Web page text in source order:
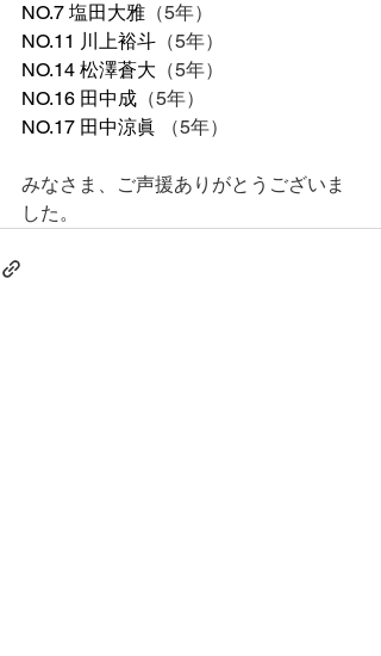
NO.7 塩田大雅 （5年）
NO.11 川上裕斗 （5年）
NO.14 松澤蒼大 （5年）
NO.16 田中成 （5年）
NO.17 田中涼眞
（5年）
みなさま、ご声援ありがとうございま
した。